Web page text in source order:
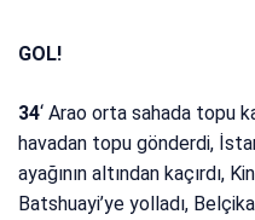
GOL!
34‘ Arao orta sahada topu
havadan topu gönderdi,
ayağının altından kaçırdı,
Batshuayi’ye yolladı,